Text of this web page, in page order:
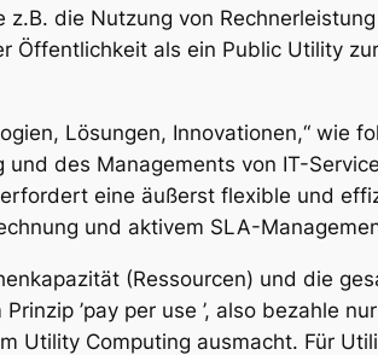
die Nutzung von
Öffentlichkeit als ein Public Utility
Lösungen, Innovationen,“ wie
des Managements von IT-
eine äußerst flexible und
und aktivem SLA-
(Ressourcen) und die
’pay per use ’, also bezahle
Utility Computing ausmacht. Für